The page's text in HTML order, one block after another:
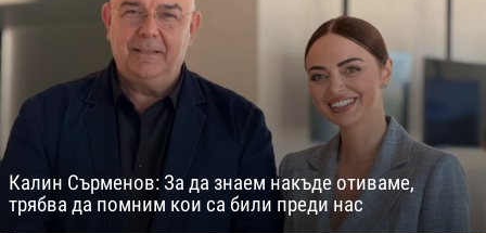
Калин Сърменов: За да знаем накъде отиваме,
трябва да помним кои са били преди нас